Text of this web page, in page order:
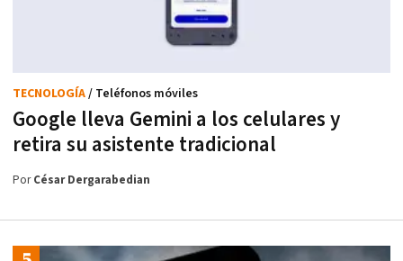
Google lleva Gemini a los celulares y
retira su asistente tradicional
TECNOLOGÍA/ Teléfonos móviles
PorCésar Dergarabedian